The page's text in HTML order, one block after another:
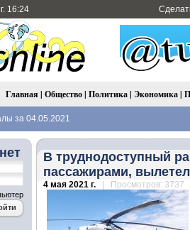
16:24
Главная | Общество| Политика| Экономика|
за 04.05.2021
В труднодоступный
пассажирами,
4 мая 2021 г. | Просмотров: 3737